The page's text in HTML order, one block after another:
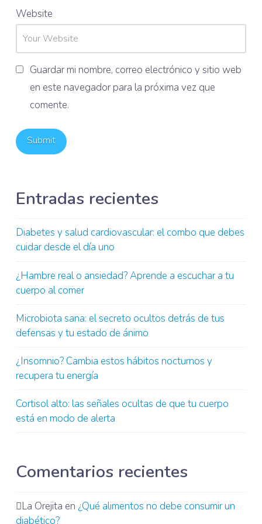
Website
Guardar mi nombre, correo electrónico y sitio web
en este navegador para la próxima vez que
comente.
Entradas recientes
Diabetes y salud cardiovascular: el combo que debes
cuidar desde el día uno
¿Hambre real o ansiedad? Aprende a escuchar a tu
cuerpo al comer
Microbiota sana: el secreto ocultos detrás de tus
defensas y tu estado de ánimo
¿Insomnio? Cambia estos hábitos nocturnos y
recupera tu energía
Cortisol alto: las señales ocultas de que tu cuerpo
está en modo de alerta
Comentarios recientes
La Orejita en ¿Qué alimentos no debe consumir un
diabético?